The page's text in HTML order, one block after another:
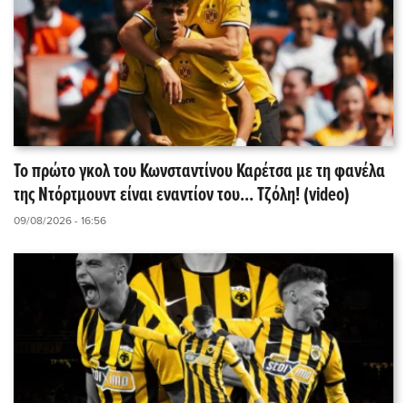
Το πρώτο γκολ του Κωνσταντίνου Καρέτσα με τη φανέλα
της Ντόρτμουντ είναι εναντίον του... Τζόλη! (video)
09/08/2026 - 16:56